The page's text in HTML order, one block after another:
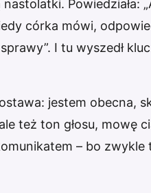
Powiedziała:
córka mówi,
I tu wyszedł
jestem obecna,
też ton głosu, mowę
– bo